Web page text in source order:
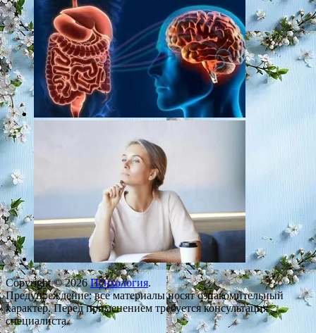
Copyright © 2026Психология.
Предупреждение: все материалы носят ознакомительный
характер. Перед применением требуется консультация
специалиста.